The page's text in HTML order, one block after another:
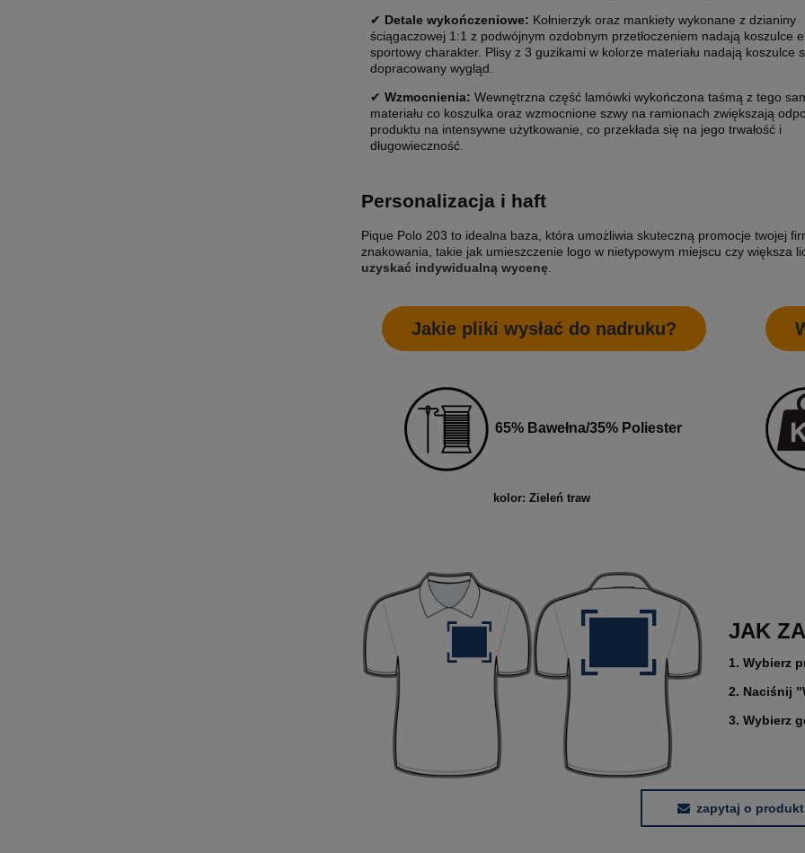
✔ Detale wykończeniowe: Kołnierzyk oraz mankiety wykonane z dzianiny
ściągaczowej 1:1 z podwójnym ozdobnym przetłoczeniem nadają koszulce
sportowy charakter. Plisy z 3 guzikami w kolorze materiału nadają koszulce
dopracowany wygląd.
✔ Wzmocnienia: Wewnętrzna część lamówki wykończona taśmą z tego
materiału co koszulka oraz wzmocnione szwy na ramionach zwiększają
produktu na intensywne użytkowanie, co przekłada się na jego trwałość i
długowieczność.
Personalizacja i haft
Pique Polo 203 to idealna baza, która umożliwia skuteczną promocje twojej
znakowania, takie jak umieszczenie logo w nietypowym miejscu czy większa
uzyskać indywidualną wycenę
Jakie pliki wysłać do nadruku?
65% Bawełna/35% Poliester
kolor: Zieleń traw
JAK
1. Wybierz
2. Naciśnij
3. Wybierz
zapytaj o produkt